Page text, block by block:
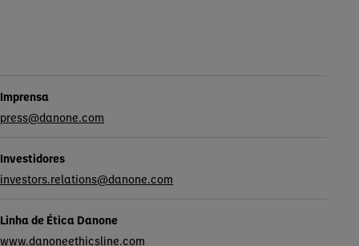
Imprensa
press@danone.com
Investidores
investors.relations@danone.com
Linha de Ética Danone
www.danoneethicsline.com